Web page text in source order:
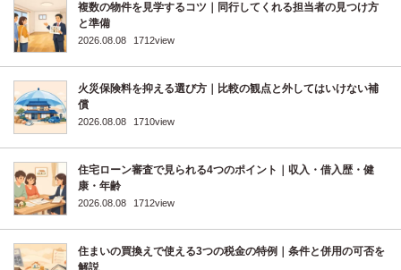
複数の物件を見学するコツ｜同行してくれる担当者の見つけ方
と準備
2026.08.08 1712view
火災保険料を抑える選び方｜比較の観点と外してはいけない補
償
2026.08.08 1710view
住宅ローン審査で見られる4つのポイント｜収入・借入歴・健
康・年齢
2026.08.08 1712view
住まいの買換えで使える3つの税金の特例｜条件と併用の可否を